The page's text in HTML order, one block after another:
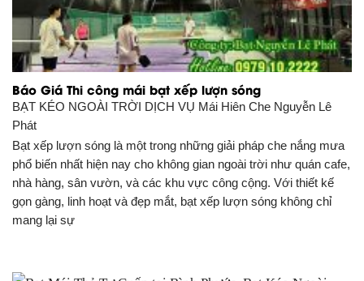
Báo Giá Thi công mái bạt xếp lượn sóng
BẠT KÉO NGOÀI TRỜI DỊCH VỤ Mái Hiên Che Nguyễn Lê
Phát
Bạt xếp lượn sóng là một trong những giải pháp che nắng mưa
phổ biến nhất hiện nay cho không gian ngoài trời như quán cafe,
nhà hàng, sân vườn, và các khu vực công cộng. Với thiết kế
gọn gàng, linh hoạt và đẹp mắt, bạt xếp lượn sóng không chỉ
mang lại sự